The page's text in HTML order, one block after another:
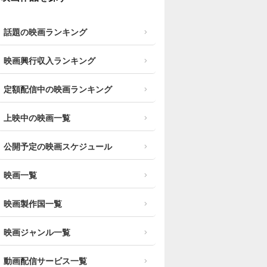
話題の映画ランキング
映画興行収入ランキング
定額配信中の映画ランキング
上映中の映画一覧
公開予定の映画スケジュール
映画一覧
映画製作国一覧
映画ジャンル一覧
動画配信サービス一覧